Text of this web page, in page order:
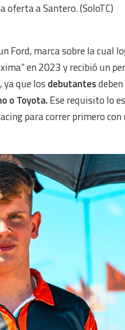
oferta a Santero. (SoloTC)
Ford, marca sobre la cual
en 2023 y recibió un
, ya que los debutantes
o Toyota. Ese requisito lo
para correr primero con